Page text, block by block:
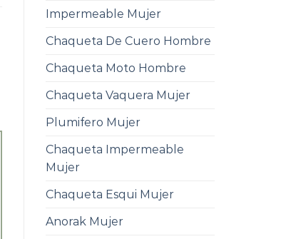
Impermeable Mujer
Chaqueta De Cuero Hombre
Chaqueta Moto Hombre
Chaqueta Vaquera Mujer
Plumifero Mujer
Chaqueta Impermeable
Mujer
Chaqueta Esqui Mujer
Anorak Mujer